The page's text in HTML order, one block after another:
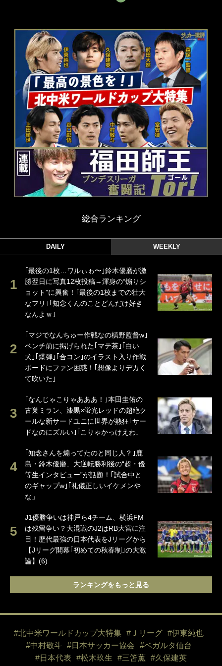
総合ランキング
DAILY WEEKLY
｢最後の1枚…ワルぃゎ〜｣鈴木優磨が激
勝翌日に写真12枚投稿→渾身の“煽りシ
ョット”に興奮！｢最後の1枚までの壮大
なフリ｣｢知念くんのことどんだけ好き
なんよｗ｣
｢マジでなんちゅー作戦なの槙野監督w｣
ベンチ前に掲げられた｢マテ茶｣｢白い
犬｣｢爆弾｣｢合コン｣のイラスト入り作戦
ボードにファン困惑！｢想像よりデカく
て吹いた｣
｢なんじゃこりゃあああ！｣本田圭佑の
古巣ミラン、漆黒×蛍光レッドの超絶ク
ールな新サードユニに世界が熱狂｢サー
ドなのにズルい｣｢こりゃかっけえわ｣
｢知念さんを煽ってたのと同じ人？｣鹿
島・鈴木優磨、大逆転勝利後の“超・優
等生インタビュー”が話題！｢試合中と
のギャップw｣｢礼儀正しいイケメンや
な」
J1優勝争いは神戸ら4チーム、横浜FM
は残留争い？大混戦のJ2はRB大宮に注
目！歴代最強の日本代表をJリーグから
【Jリーグ開幕｢初めての秋春制｣の大激
論】(6)
ランキングをもっと見る
#北中米ワールドカップ大特集 #Ｊリーグ
#伊東純也
#中村敬斗
#日本サッカー協会
#ベガルタ仙台
#日本代表
#松木玖生 #三笘薫 #久保建英